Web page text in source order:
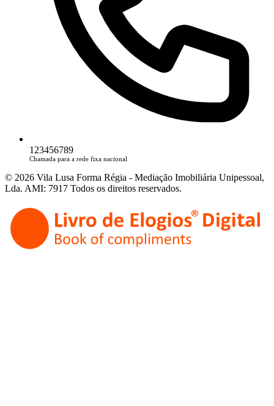
123456789
Chamada para a rede fixa nacional
© 2026 Vila Lusa Forma Régia - Mediação Imobiliária Unipessoal,
Lda. AMI: 7917 Todos os direitos reservados.